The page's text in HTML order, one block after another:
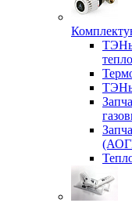
ТЭНы
ТЭНы